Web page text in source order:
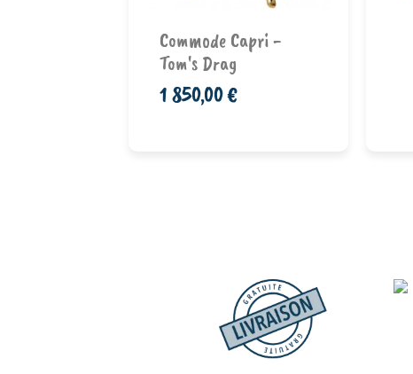
Commode Capri -
Tom's Drag
1 850,00 €
Ajouter au
panier